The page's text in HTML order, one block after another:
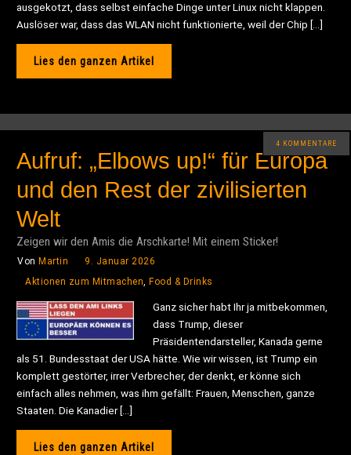
ausgekotzt, dass selbst einfache Dinge unter Linux nicht klappen.
Auslöser war, dass das WLAN nicht funktionierte, weil der Chip […]
Lies den ganzen Artikel
4 KOMMENTARE
Aufruf: „Elbows up!“ für Europa
und den Rest der zivilisierten
Welt
Zeigen wir den Amis die Arschkarte! Mit einem Sticker!
Von Martin
9. Januar 2026
Aktionen zum Mitmachen, Food & Drinks
Ganz sicher habt Ihr ja mitbekommen,
dass Trump, dieser
Präsidentendarsteller, Kanada gerne
als 51. Bundesstaat der USA hätte. Wie wir wissen, ist Trump ein
komplett gestörter, irrer Verbrecher, der denkt, er könne sich
einfach alles nehmen, was ihm gefällt: Frauen, Menschen, ganze
Staaten. Die Kanadier […]
Lies den ganzen Artikel